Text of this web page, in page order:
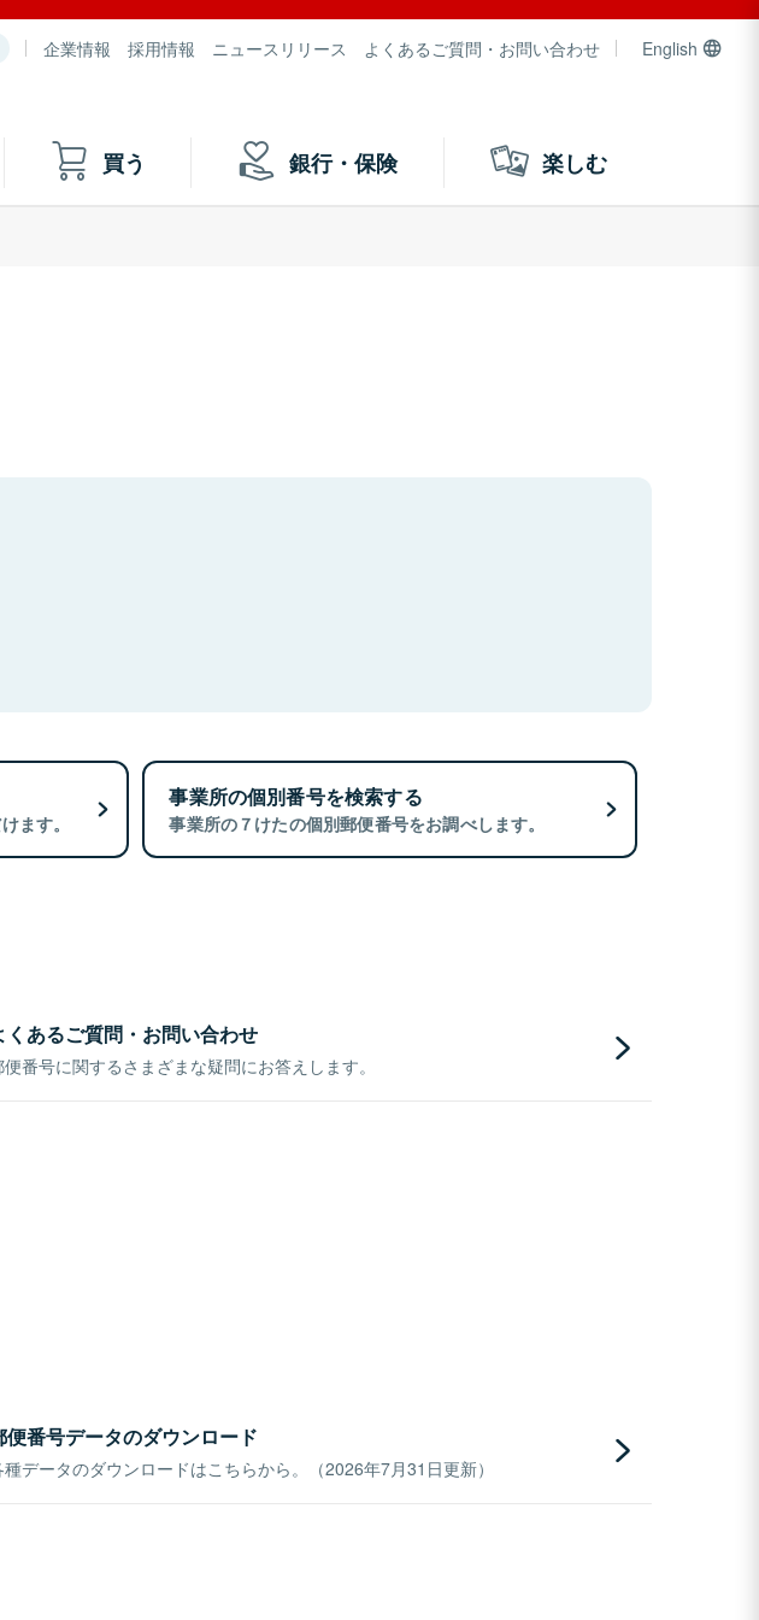
企業情報 採用情報 ニュースリリース よくあるご質問・お問い合わせ English
買う 銀行・保険 楽しむ
ます。
事業所の個別番号を検索する
事業所の７けたの個別郵便番号をお調べします。
くあるご質問・お問い合わせ
便番号に関するさまざまな疑問にお答えします。
便番号データのダウンロード
種データのダウンロードはこちらから。（2026年7月31日更新）